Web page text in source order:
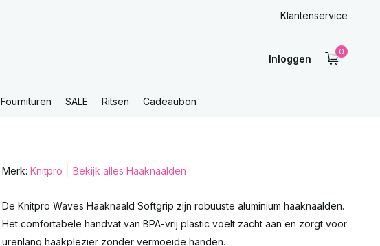
Klantenservice
Inloggen
0
Fournituren SALE Ritsen Cadeaubon
Merk: Knitpro Bekijk alles Haaknaalden
De Knitpro Waves Haaknaald Softgrip zijn robuuste aluminium haaknaalden.
Het comfortabele handvat van BPA-vrij plastic voelt zacht aan en zorgt voor
urenlang haakplezier zonder vermoeide handen.